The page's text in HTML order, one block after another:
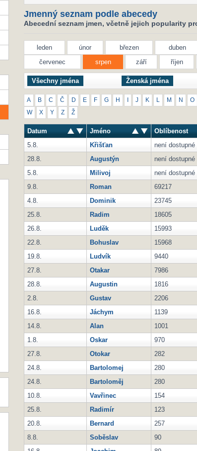
Jmenný seznam podle abecedy
Abecední seznam jmen, včetně jejich popularity
leden únor březen duben
červenec
srpen září říjen
Všechny jména Ženská jména
A B C Č D E F G H J K M N O
W X Y Z Ž
Datum Jméno Oblíbenost
5.8.
Křišťan není dostupné
28.8.
Augustýn není dostupné
5.8.
Milivoj není dostupné
9.8.
Roman 69217
4.8.
Dominik 23745
25.8.
Radim 18605
26.8.
Luděk 15993
22.8.
Bohuslav 15968
19.8.
Ludvík 9440
27.8.
Otakar 7986
28.8.
Augustin 1816
2.8.
Gustav 2206
16.8.
Jáchym 1139
14.8.
Alan 1001
1.8.
Oskar 970
27.8.
Otokar 282
24.8.
Bartolomej 280
24.8.
Bartoloměj 280
10.8.
Vavřinec 154
25.8.
Radimír 123
20.8.
Bernard 257
8.8.
Soběslav 90